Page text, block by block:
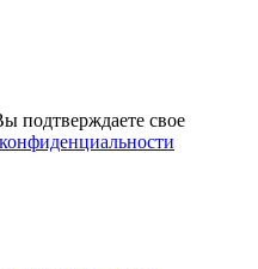
подтверждаете свое